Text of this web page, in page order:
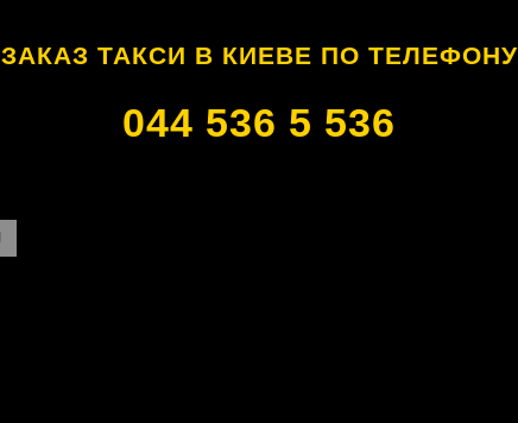
ЗАКАЗ ТАКСИ В КИЕВЕ ПО ТЕЛЕФОНУ
044 536 5 536